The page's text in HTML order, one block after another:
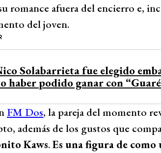
romance afuera del encierro e,
del joven.
Solabarrieta fue elegido
haber podido ganar con
FM Dos, la pareja del momento
además de los gustos que
Kaws.Es una figura de